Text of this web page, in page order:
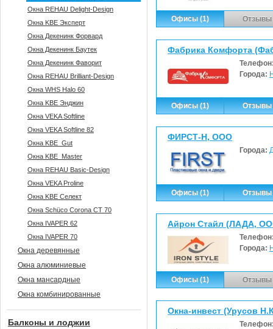
Офисы (1) Отзывы
Фабрика Комфорта
Города:
Офисы (1) Отзывы
ФИРСТ-Н, ООО
Города:
Офисы (1) Отзывы
Айрон Стайл (ЛАДА,
Города:
Офисы (1) Отзывы
Окна-инвест (Урусов
Окна REHAU Delight-Design
Окна KBE Эксперт
Окна Декенинк Форвард
Окна Декенинк Баутек
Окна Декенинк Фаворит
Окна REHAU Brilliant-Design
Окна WHS Halo 60
Окна KBE Энджин
Окна VEKA Softline
Окна VEKA Softline 82
Окна KBE_Gut
Окна KBE_Master
Окна REHAU Basic-Design
Окна VEKA Proline
Окна KBE Селект
Окна Sсhüco Corona CT 70
Окна IVAPER 62
Окна IVAPER 70
Окна деревянные
Окна алюминиевые
Окна мансардные
Окна комбинированные
Балконы и лоджии